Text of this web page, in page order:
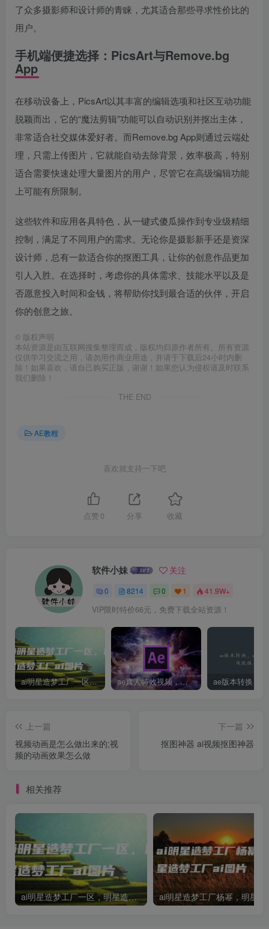
了众多摄影师和设计师的青睐，尤其适合那些寻求性价比的
用户。
手机端便捷选择：PicsArt与Remove.bg
App
在移动设备上，PicsArt以其丰富的编辑选项和社区互动功能
脱颖而出，它的“魔法剪辑”功能可以自动识别并抠出主体，
非常适合社交媒体爱好者。而Remove.bg App则通过云端处
理，只需上传图片，它就能自动去除背景，效率极高，特别
适合需要快速处理大量图片的用户，尽管它在高级编辑功能
上可能有所限制。
这些软件和应用各具特色，从一键式傻瓜操作到专业级精细
控制，满足了不同用户的需求。无论你是摄影新手还是资深
设计师，总有一款适合你的抠图工具，让你的创意作品更加
引人入胜。在选择时，考虑你的具体需求、技能水平以及是
否愿意投入时间和金钱，将帮助你找到最合适的伙伴，开启
你的创意之旅。
© 版权声明
本站资源是由互联网搜集整理而成，版权均归原作者所有。所有资源
仅供学习交流之用，请勿用作商业用途，并请于下载后24小时内删
除！如果喜欢，请自己购买正版，谢谢！如果您认为侵权请及时联系
我们删除！
THE END
AE教程
喜欢就支持一下吧
点赞 0 分享 收藏
软件小妹 关注
0 8214 0 1 41.9W+
VIP限时特价66元，免费下载全站资源！
ai明星造梦工厂一区，明星造梦工厂ai图片 ae真人特效视频，大学生第一次做ppt怎么做
上一篇
视频动画是怎么做出来的;视
频的动画效果怎么做
下一篇
抠图神器 ai视频抠图神器
相关推荐
ai明星造梦工厂一区，明星造梦工厂ai图片